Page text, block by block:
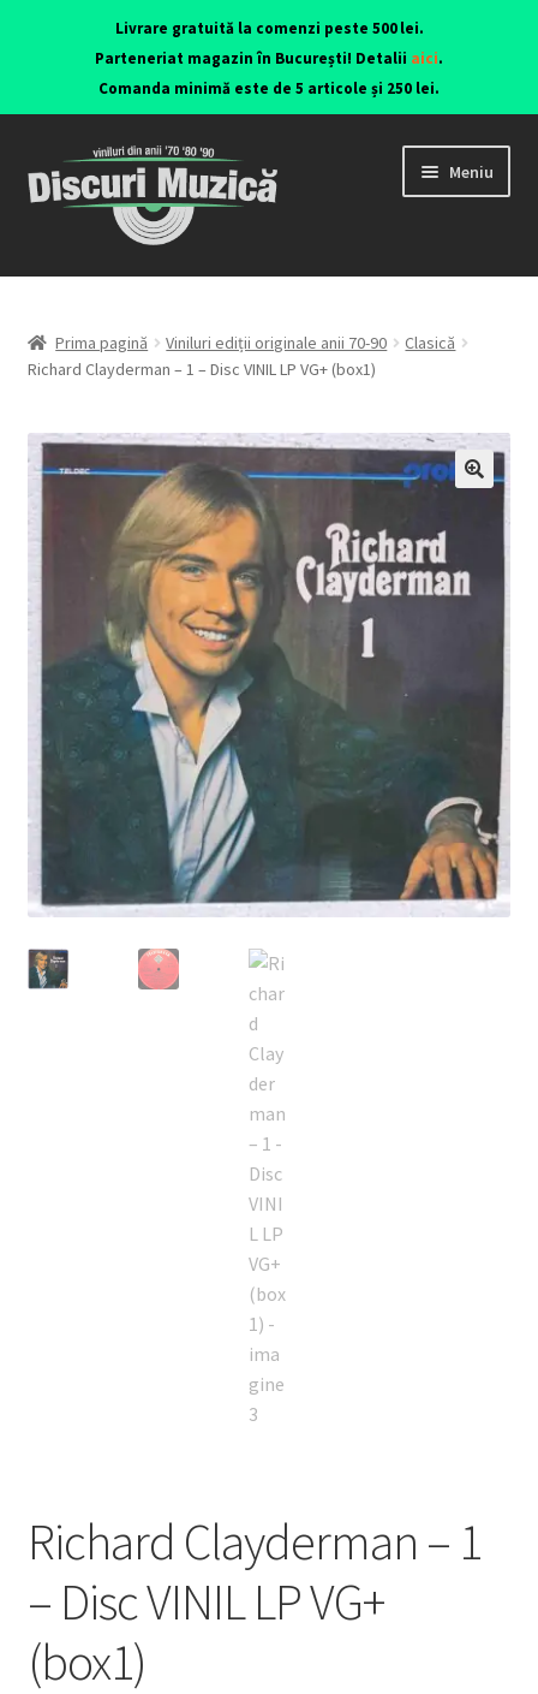
Livrare gratuită la comenzi peste 500 lei.
Parteneriat magazin în București! Detalii aici.
Comanda minimă este de 5 articole și 250 lei.
Meniu
Viniluri ediții originale anii 70-90
CD-uri originale
Echipamente
Listă produse
Oferta lunii
Contul meu
Prima pagină Viniluri ediții originale anii 70-90
Clasică
Richard Clayderman – 1 – Disc VINIL LP VG+ (box1)
Richard Clayderman – 1
– Disc VINIL LP VG+
(box1)